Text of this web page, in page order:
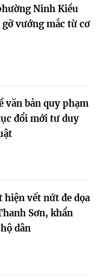
Ninh Kiều
vướng mắc từ cơ
văn bản quy phạm
đổi mới tư duy
hiện vết nứt đe dọa
Sơn, khẩn
dân